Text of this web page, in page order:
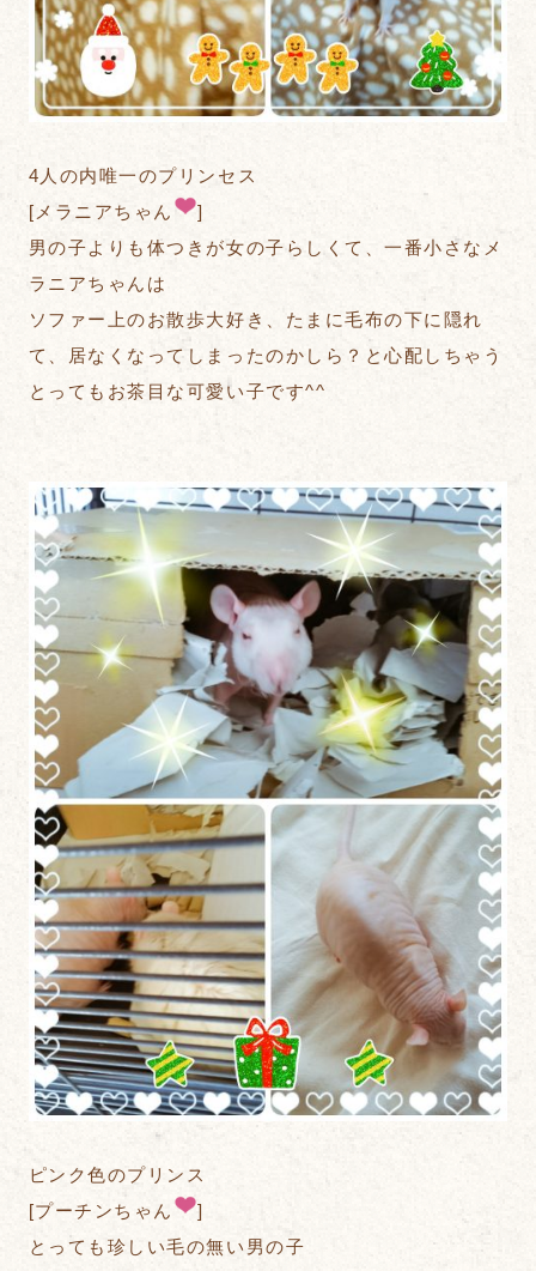
4人の内唯一のプリンセス
[メラニアちゃん
]
男の子よりも体つきが女の子らしくて、一番小さなメ
ラニアちゃんは
ソファー上のお散歩大好き、たまに毛布の下に隠れ
て、居なくなってしまったのかしら？と心配しちゃう
とってもお茶目な可愛い子です^^
ピンク色のプリンス
[プーチンちゃん
]
とっても珍しい毛の無い男の子